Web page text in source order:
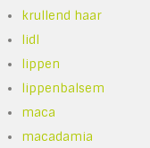
krullend haar
lidl
lippen
lippenbalsem
maca
macadamia